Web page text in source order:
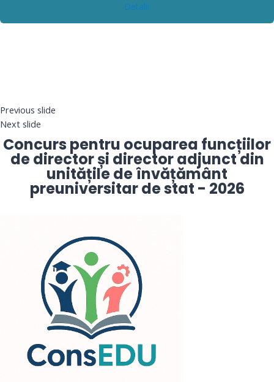
Detalii
Previous slide
Next slide
Concurs pentru ocuparea funcțiilor
de director și director adjunct din
unitățile de învățământ
preuniversitar de stat - 2026